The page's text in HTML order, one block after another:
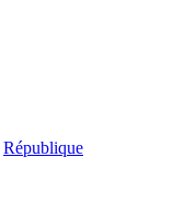
République